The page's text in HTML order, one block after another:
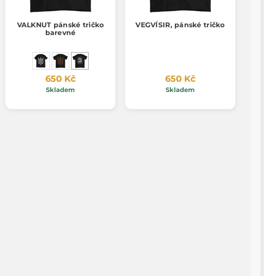
VALKNUT pánské tričko
barevné
650 Kč
Skladem
VEGVÍSIR, pánské tričko
650 Kč
Skladem